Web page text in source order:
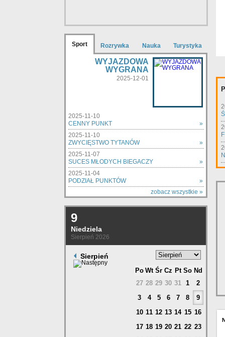
Sport Rozrywka Nauka Turystyka
WYJAZDOWA
WYGRANA
2025-12-01
2025-11-10
CENNY PUNKT
»
2025-11-10
ZWYCIĘSTWO TYTANÓW
»
2025-11-07
SUCES MŁODYCH BIEGACZY
»
2025-11-04
PODZIAŁ PUNKTÓW
»
zobacz wszystkie »
9
Niedziela
Sierpień 2026
Sierpień
Po Wt Śr Cz Pt So Nd
27 28 29 30 31 1
2
3
4 5 6 7 8
9
10 11 12 13 14 15 16
17 18 19 20 21 22 23